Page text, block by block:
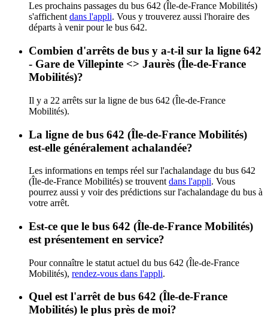
Les prochains passages du bus 642 (Île-de-France Mobilités)
s'affichent dans l'appli. Vous y trouverez aussi l'horaire des
départs à venir pour le bus 642.
Combien d'arrêts de bus y a-t-il sur la ligne 642
- Gare de Villepinte <> Jaurès (Île-de-France
Mobilités)?
Il y a 22 arrêts sur la ligne de bus 642 (Île-de-France
Mobilités).
La ligne de bus 642 (Île-de-France Mobilités)
est-elle généralement achalandée?
Les informations en temps réel sur l'achalandage du bus 642
(Île-de-France Mobilités) se trouvent dans l'appli. Vous
pourrez aussi y voir des prédictions sur l'achalandage du bus à
votre arrêt.
Est-ce que le bus 642 (Île-de-France Mobilités)
est présentement en service?
Pour connaître le statut actuel du bus 642 (Île-de-France
Mobilités), rendez-vous dans l'appli.
Quel est l'arrêt de bus 642 (Île-de-France
Mobilités) le plus près de moi?